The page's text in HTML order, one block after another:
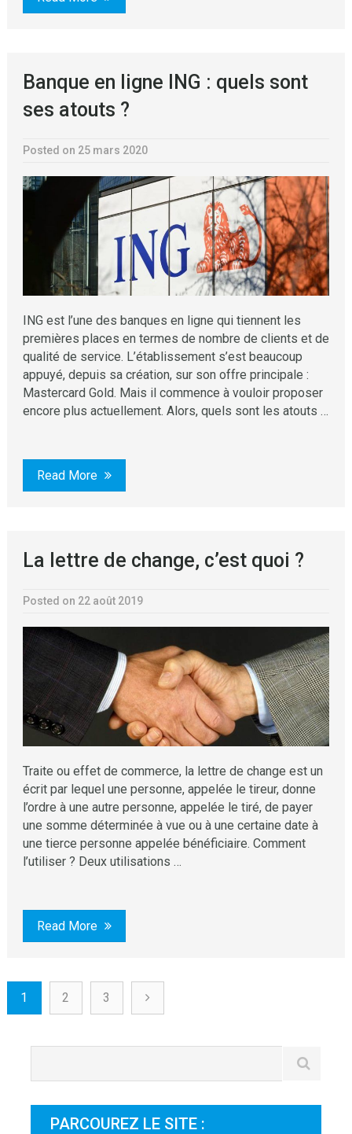
Banque en ligne ING : quels sont
ses atouts ?
Posted on 25 mars 2020
ING est l’une des banques en ligne qui tiennent les
premières places en termes de nombre de clients et de
qualité de service. L’établissement s’est beaucoup
appuyé, depuis sa création, sur son offre principale :
Mastercard Gold. Mais il commence à vouloir proposer
encore plus actuellement. Alors, quels sont les atouts …
Read More
La lettre de change, c’est quoi ?
Posted on 22 août 2019
Traite ou effet de commerce, la lettre de change est un
écrit par lequel une personne, appelée le tireur, donne
l’ordre à une autre personne, appelée le tiré, de payer
une somme déterminée à vue ou à une certaine date à
une tierce personne appelée bénéficiaire. Comment
l’utiliser ? Deux utilisations …
Read More
1 2 3
PARCOUREZ LE SITE :